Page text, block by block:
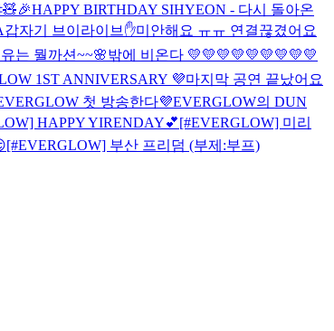
🎉HAPPY BIRTHDAY SIHYEON - 다시 돌아온
갑자기 브이라이브✋미안해요 ㅠㅠ 연결끊겼어요
는 뭘까션~~🌸밖에 비온다 💛💛💛💛💛💛💛💛💛
1ST ANNIVERSARY 💜마지막 공연 끝났어요
첫 방송한다💜EVERGLOW의 DUN
HAPPY YIRENDAY💕[#EVERGLOW] 미리
[#EVERGLOW] 부산 프리덤 (부제:부프)